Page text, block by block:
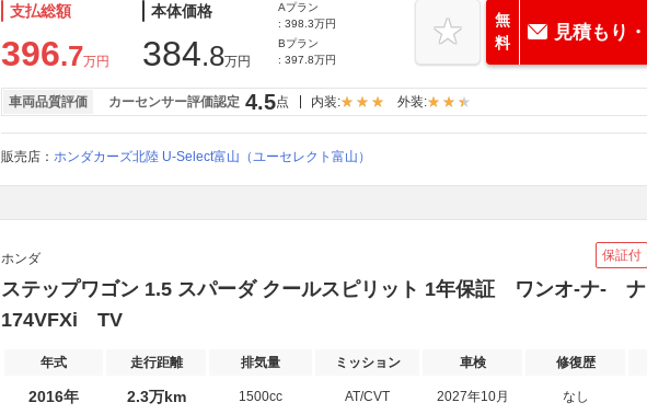
支払総額
396.7万円
本体価格
384.8万円
Aプラン
: 398.3万円
Bプラン
: 397.8万円
無
料
見積もり
車両品質評価 カーセンサー評価認定 4.5点 内装: 外装:
販売店： ホンダカーズ北陸 U-Select富山（ユーセレクト富山）
ホンダ 保証付
ステップワゴン 1.5 スパーダ クールスピリット 1年保証 ワンオ-ナ-
174VFXi TV
年式 走行距離 排気量 ミッション 車検 修復歴
2016年 2.3万km 1500cc AT/CVT 2027年10月 なし